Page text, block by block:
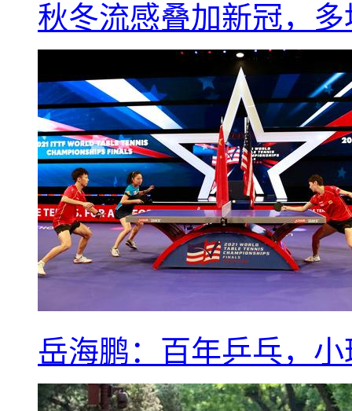
秋冬流感叠加新冠，
岳海鹏：百年乒乓，